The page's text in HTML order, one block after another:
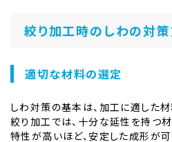
絞り加工時のしわの対
適切な材料の選定
しわ対策の基本は、加工に適した
絞り加工では、十分な延性を持つ
特性が高いほど、安定した成形が可